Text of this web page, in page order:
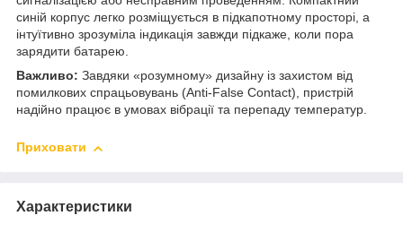
синій корпус легко розміщується в підкапотному просторі, а
інтуїтивно зрозуміла індикація завжди підкаже, коли пора
зарядити батарею.
Важливо: Завдяки «розумному» дизайну із захистом від
помилкових спрацьовувань (Anti-False Contact), пристрій
надійно працює в умовах вібрації та перепаду температур.
Приховати
Характеристики